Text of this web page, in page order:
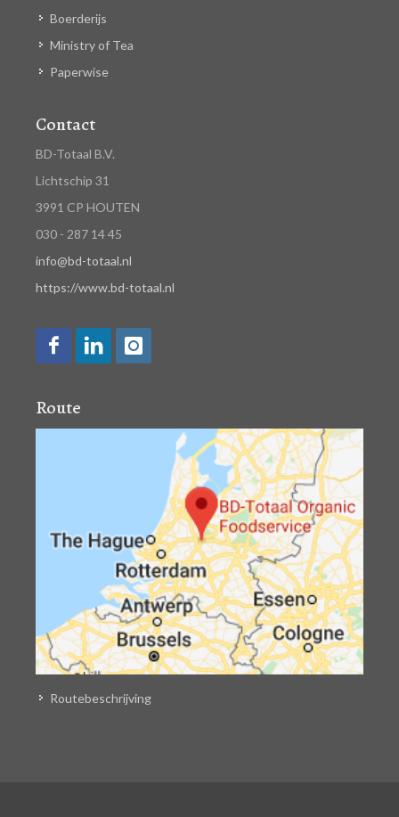
Boerderijs
Ministry of Tea
Paperwise
Contact
BD-Totaal B.V.
Lichtschip 31
3991 CP HOUTEN
030 - 287 14 45
info@bd-totaal.nl
https://www.bd-totaal.nl
Route
Routebeschrijving